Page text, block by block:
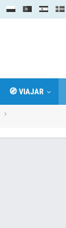
🧭 VIAJAR